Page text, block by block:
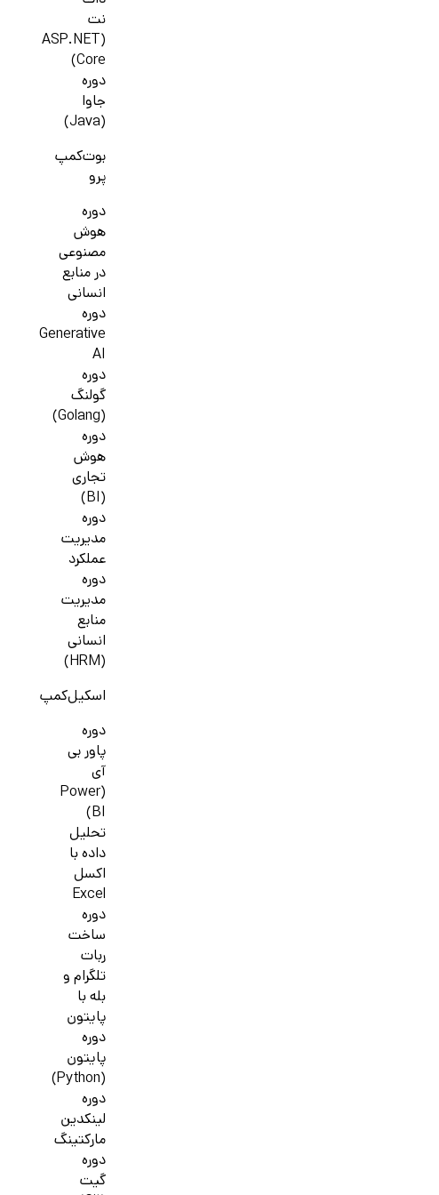
نت
(ASP.NET
Core)
دوره
جاوا
(Java)
بوت‌کمپ
پرو
دوره
هوش
مصنوعی
در منابع
انسانی
دوره
Generative
AI
دوره
گولنگ
(Golang)
دوره
هوش
تجاری
(BI)
دوره
مدیریت
عملکرد
دوره
مدیریت
منابع
انسانی
(HRM)
اسکیل‌کمپ
دوره
پاور بی
آی
(Power
BI)
تحلیل
داده با
اکسل
Excel
دوره
ساخت
ربات
تلگرام و
بله با
پایتون
دوره
پایتون
(Python)
دوره
لینکدین
مارکتینگ
دوره
گیت